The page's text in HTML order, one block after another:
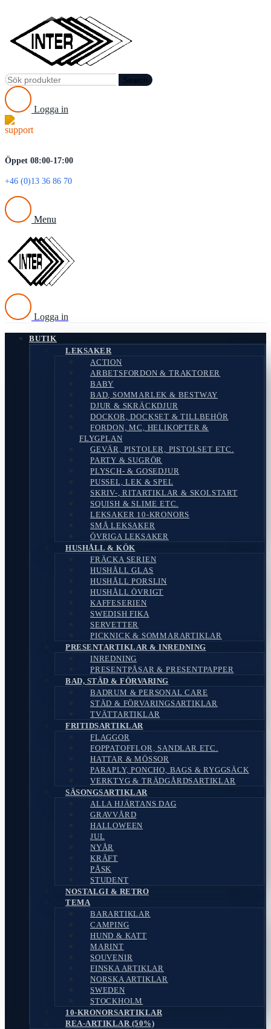
Search
Logga in
Öppet 08:00-17:00
+46 (0)13 36 86 70
Menu
Logga in
BUTIK
LEKSAKER
ACTION
ARBETSFORDON & TRAKTORER
BABY
BAD, SOMMARLEK & BESTWAY
DJUR & SKRÄCKDJUR
DOCKOR, DOCKSET & TILLBEHÖR
FORDON, MC, HELIKOPTER &
FLYGPLAN
GEVÄR, PISTOLER, PISTOLSET ETC.
PARTY & SUGRÖR
PLYSCH- & GOSEDJUR
PUSSEL, LEK & SPEL
SKRIV-, RITARTIKLAR & SKOLSTART
SQUISH & SLIME ETC.
LEKSAKER 10-KRONORS
SMÅ LEKSAKER
ÖVRIGA LEKSAKER
HUSHÅLL & KÖK
FRÄCKA SERIEN
HUSHÅLL GLAS
HUSHÅLL PORSLIN
HUSHÅLL ÖVRIGT
KAFFESERIEN
SWEDISH FIKA
SERVETTER
PICKNICK & SOMMARARTIKLAR
PRESENTARTIKLAR & INREDNING
INREDNING
PRESENTPÅSAR & PRESENTPAPPER
BAD, STÄD & FÖRVARING
BADRUM & PERSONAL CARE
STÄD & FÖRVARINGSARTIKLAR
TVÄTTARTIKLAR
FRITIDSARTIKLAR
FLAGGOR
FOPPATOFFLOR, SANDLAR ETC.
HATTAR & MÖSSOR
PARAPLY, PONCHO, BAGS & RYGGSÄCK
VERKTYG & TRÄDGÅRDSARTIKLAR
SÄSONGSARTIKLAR
ALLA HJÄRTANS DAG
GRAVVÅRD
HALLOWEEN
JUL
NYÅR
KRÄFT
PÅSK
STUDENT
NOSTALGI & RETRO
TEMA
BARARTIKLAR
CAMPING
HUND & KATT
MARINT
SOUVENIR
FINSKA ARTIKLAR
NORSKA ARTIKLAR
SWEDEN
STOCKHOLM
10-KRONORSARTIKLAR
REA-ARTIKLAR (50%)